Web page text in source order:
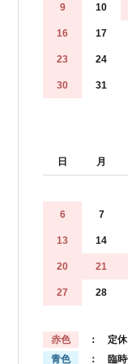
9 10
16 17
23 24
30 31
日 月
6 7
13 14
20 21
27 28
赤色
： 定休
青色
： 臨時